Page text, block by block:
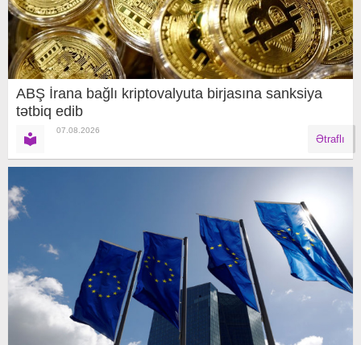
ABŞ İrana bağlı kriptovalyuta birjasına sanksiya
tətbiq edib
07.08.2026
Ətraflı